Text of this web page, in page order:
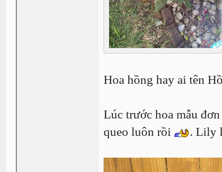
Hoa hồng hay ai tên
Lúc trước hoa mẫu
queo luôn rồi
. Lily